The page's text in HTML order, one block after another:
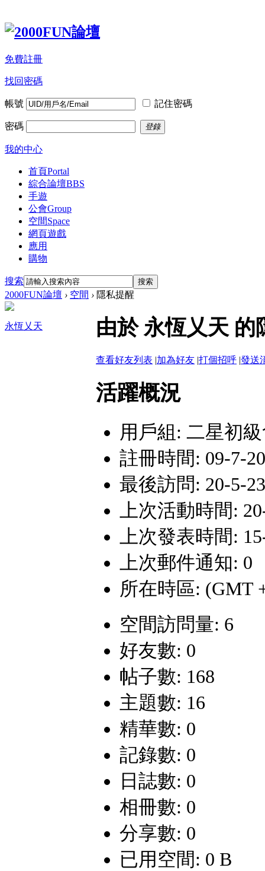
免費註冊
找回密碼
帳號 記住密碼
密碼 登錄
我的中心
首頁Portal
綜合論壇BBS
手遊
公會Group
空間Space
網頁遊戲
應用
購物
搜索 搜索
2000FUN論壇 › 空間 › 隱私提醒
永恆乂天 由於 永恆乂天
查看好友列表 |加為好友 |打個招呼 |發送
活躍概況
用戶組: 二星初
註冊時間: 09-7-
最後訪問: 20-5-
上次活動時間:
上次發表時間:
上次郵件通知: 0
所在時區: (GMT
空間訪問量: 6
好友數: 0
帖子數: 168
主題數: 16
精華數: 0
記錄數: 0
日誌數: 0
相冊數: 0
分享數: 0
已用空間: 0 B